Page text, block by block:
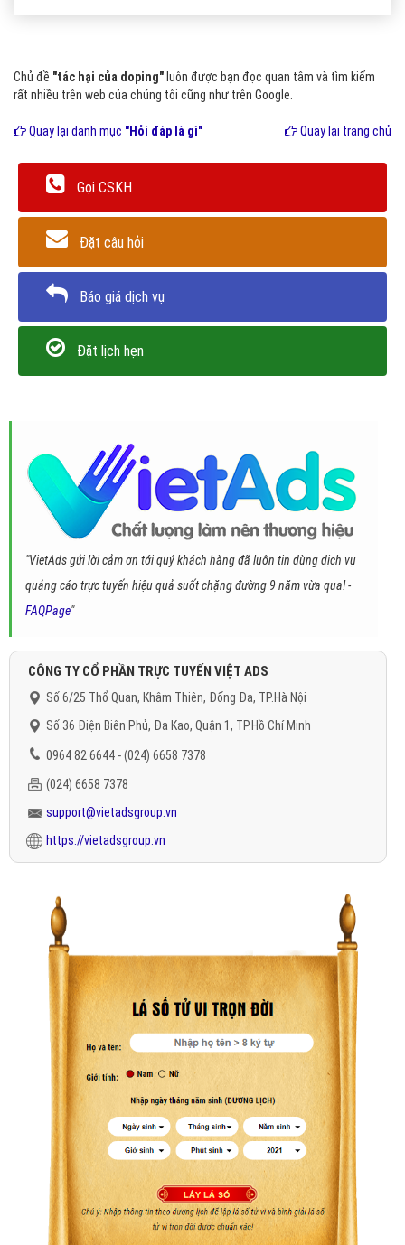
Chủ đề "tác hại của doping" luôn được bạn đọc quan tâm và tìm kiếm
rất nhiều trên web của chúng tôi cũng như trên Google.
Quay lại danh mục "Hỏi đáp là gì" Quay lại trang chủ
Gọi CSKH
Đặt câu hỏi
Báo giá dịch vụ
Đặt lịch hẹn
"VietAds gửi lời cảm ơn tới quý khách hàng đã luôn tin dùng dịch vụ
quảng cáo trực tuyến hiệu quả suốt chặng đường 9 năm vừa qua! -
FAQPage"
CÔNG TY CỔ PHẦN TRỰC TUYẾN VIỆT ADS
Số 6/25 Thổ Quan, Khâm Thiên, Đống Đa, TP.Hà Nội
Số 36 Điện Biên Phủ, Đa Kao, Quận 1, TP.Hồ Chí Minh
0964 82 6644 - (024) 6658 7378
(024) 6658 7378
support@vietadsgroup.vn
https://vietadsgroup.vn